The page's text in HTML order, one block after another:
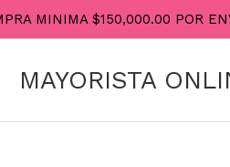
MINIMA $150,000.00 POR
MAYORISTA